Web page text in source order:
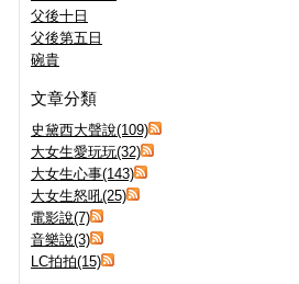
父後十日
父後第五日
碗貴
文章分類
史黛西大聲說(109)
大女生愛玩玩(32)
大女生心事(143)
大女生怒吼(25)
電影說(7)
音樂說(3)
LC拍拍(15)